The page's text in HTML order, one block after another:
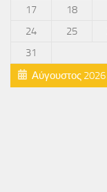
Αύγουστος 2026
17
18
24
25
31